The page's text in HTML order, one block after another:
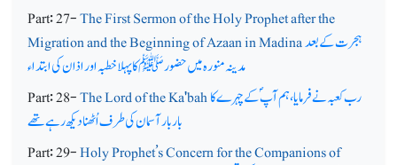
Part: 27-The First Sermon of the Holy Prophet after the
Migration and the Beginning of Azaan in Madinaہجرت کے بعد
مدینہ منورہ میں حضورﷺ کا پہلا خطبہ اور اذان کی ابتداء
Part: 28-The Lord of the Ka'bahرب کعبہ نے فرمایا، ہم آپ ؐکے چہرے کا
بار بار آسمان کی طرف اُٹھنا دیکھ رہے تھے
Part: 29-Holy Prophet’s Concern for the Companions of